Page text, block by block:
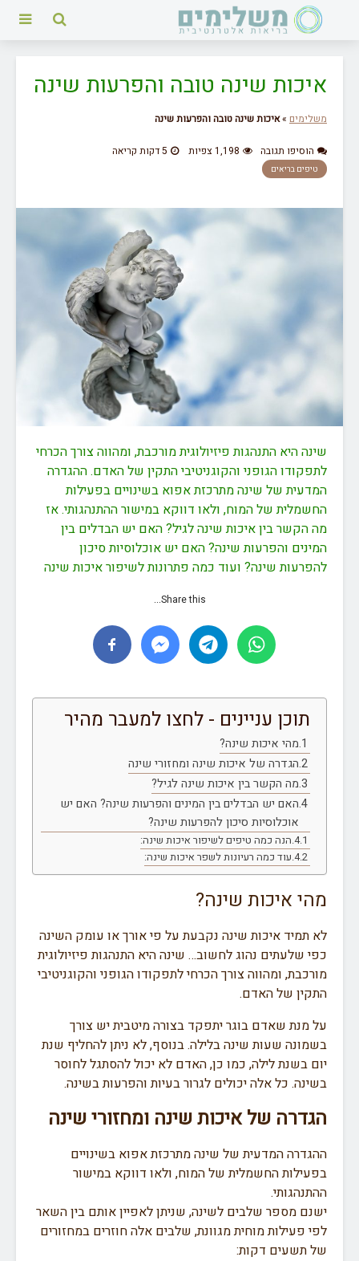
איכות שינה טובה והפרעות שינה
משלימים »איכות שינה טובה והפרעות שינה
הוסיפו תגובה 1,198 צפיות 5 דקות קריאה
טיפים בריאים
שינה היא התנהגות פיזיולוגית מורכבת, ומהווה צורך הכרחי
לתפקודו הגופני והקוגניטיבי התקין של האדם. ההגדרה
המדעית של שינה מתרכזת אפוא בשינויים בפעילות
החשמלית של המוח, ולאו דווקא במישור ההתנהגותי. אז
מה הקשר בין איכות שינה לגיל? האם יש הבדלים בין
המינים והפרעות שינה? האם יש אוכלוסיות סיכון
להפרעות שינה? ועוד כמה פתרונות לשיפור איכות שינה
Share this...
תוכן עניינים - לחצו למעבר מהיר
מהי איכות שינה?
הגדרה של איכות שינה ומחזורי שינה
מה הקשר בין איכות שינה לגיל?
האם יש הבדלים בין המינים והפרעות שינה? האם יש
אוכלוסיות סיכון להפרעות שינה?
הנה כמה טיפים לשיפור איכות שינה:
עוד כמה רעיונות לשפר איכות שינה:
מהי איכות שינה?
לא תמיד איכות שינה נקבעת על פי אורך או עומק השינה
כפי שלעתים נהוג לחשוב… שינה היא התנהגות פיזיולוגית
מורכבת, ומהווה צורך הכרחי לתפקודו הגופני והקוגניטיבי
התקין של האדם.
על מנת שאדם בוגר יתפקד בצורה מיטבית יש צורך
בשמונה שעות שינה בלילה. בנוסף, לא ניתן להחליף שנת
יום בשנת לילה, כמו כן, האדם לא יכול להסתגל לחוסר
בשינה. כל אלה יכולים לגרור בעיות והפרעות בשינה.
הגדרה של איכות שינה ומחזורי שינה
ההגדרה המדעית של שינה מתרכזת אפוא בשינויים
בפעילות החשמלית של המוח, ולאו דווקא במישור
ההתנהגותי.
ישנם מספר שלבים לשינה, שניתן לאפיין אותם בין השאר
לפי פעילות מוחית מגוונת, שלבים אלה חוזרים במחזורים
של תשעים דקות: